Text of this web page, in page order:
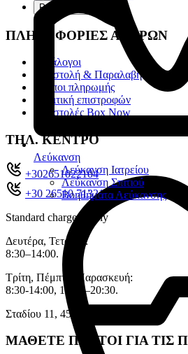
Λεύκανση
Λεύκανση Ιατρείου
Λεύκανση Σπιτιού
Βοηθήματα Λεύκανσης
Ρυθμίσεις cookies
ΠΛΗΡΟΦΟΡΙΕΣ ΑΓΟΡΩΝ
Κατάλογοι
Αποστολή & Παραλαβή
Τρόποι πληρωμής
Πολιτική επιστροφών
Αποστολές Box Now
ΤΗΛ. ΚΕΝΤΡΟ
+302651022104
+30 26510 71321
Standard charges apply
Δευτέρα, Τετάρτη:
8:30–14:00.
Τρίτη, Πέμπτη, Παρασκευή:
8:30-14:00, 17:30–20:30.
Σταδίου 11, 45333 , Ιωάννινα.
ΜΑΘΕΤΕ ΠΡΩΤΟΙ ΓΙΑ ΤΙΣ